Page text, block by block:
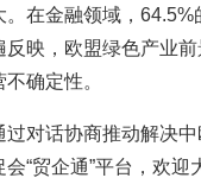
在金融领域， 64.5%
反映，欧盟绿色产业
确定性。
对话协商推动解决
“贸企通”平台，欢迎